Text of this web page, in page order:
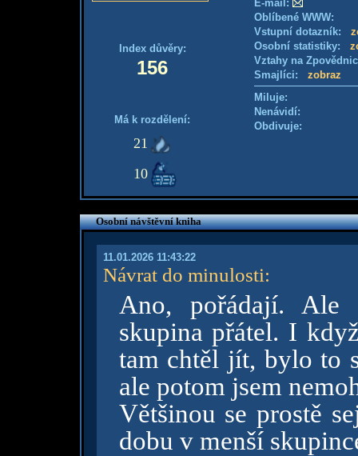
Index důvěry:
156
Má k rozdělení:
21
10
E-mail:
Oblíbené WWW:
Vstupní dotazník:
Osobní statistiky:
Vztahy na
Smajlíci: zobraz
Miluje:
Nenávidí:
Obdivuje:
Osobní návštěvní kniha
11.01.2026 11:43:22
Návrat do minulosti:
Ano, pořádají.
skupina přátel. I
tam chtěl jít, bylo to
ale potom jsem
Většinou se prostě
dobu v menší